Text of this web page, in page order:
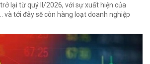
lại từ quý II/2026, với sự xuất hiện của
và tới đây sẽ còn hàng loạt doanh nghiệp